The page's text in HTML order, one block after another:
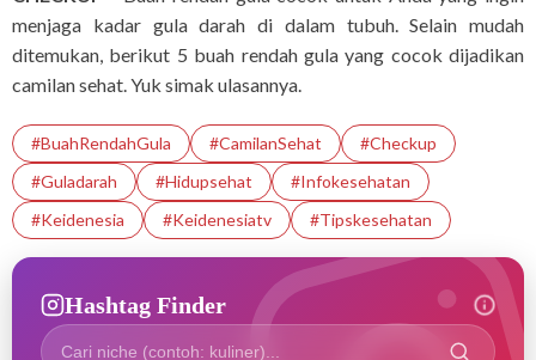
menjaga kadar gula darah di dalam tubuh. Selain mudah
ditemukan, berikut 5 buah rendah gula yang cocok dijadikan
camilan sehat. Yuk simak ulasannya.
#BuahRendahGula #CamilanSehat
#checkup
#guladarah
#hidupsehat
#infokesehatan
#Keidenesia
#Keidenesiatv #tipskesehatan
Hashtag Finder